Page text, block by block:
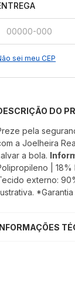
sei meu CEP
DO
pela
a Joelheira
a bola.
| 18%
externo: